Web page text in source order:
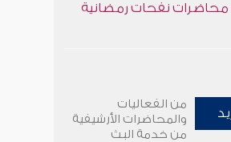
نفحات رمضانية
من الفعاليات
والمحاضرات الأرشيفية
من خدمة البث